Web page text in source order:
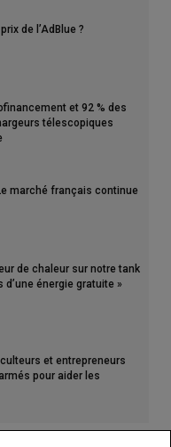
(tracteurs,
doivent
2011
? où trouver
a poursuivi en 2022 sa
guerre en Ukraine en
à faire s’envoler
de l’AdBlue ?
et 92 % des
télescopiques
marché français continue
de chaleur sur notre tank
énergie gratuite »
et entrepreneurs
pour aider les